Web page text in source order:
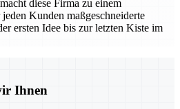
diese Firma zu einem
Kunden maßgeschneiderte
ersten Idee bis zur letzten Kiste im
Ihnen